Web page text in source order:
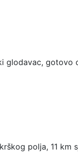
glodavac, gotovo
polja, 11 km